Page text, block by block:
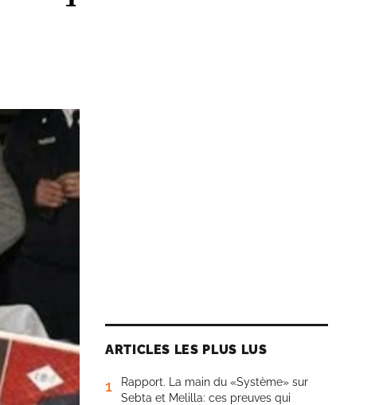
ARTICLES LES PLUS LUS
1
Rapport. La main du «Système» sur
Sebta et Melilla: ces preuves qui